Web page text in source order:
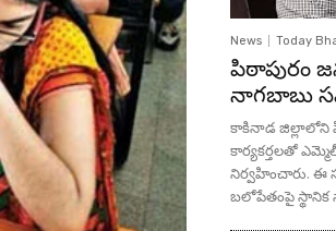
News Today
పిఠాపురం
నాగబాబు
కాకినాడ జిల్లాలోని
కార్యకర్తలతో
నిర్వహించారు. ఈ
బలోపేతంపై స్థానిక